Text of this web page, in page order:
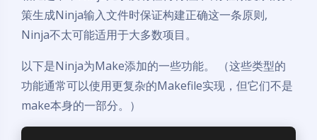
策生成Ninja输入文件时保证构建正确这一条原则,
Ninja不太可能适用于大多数项目。
以下是Ninja为Make添加的一些功能。 （这些类型的
功能通常可以使用更复杂的Makefile实现，但它们不是
make本身的一部分。）